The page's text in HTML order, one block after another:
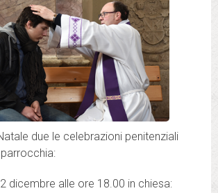
due le celebrazioni penitenziali
dicembre alle ore 18.00 in chiesa: